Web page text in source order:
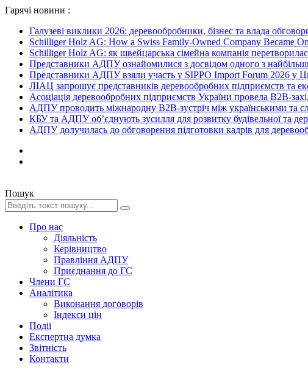
Гарячі новини :
Галузеві виклики 2026: деревообробники, бізнес та влада
Schilliger Holz AG: How a Swiss Family-Owned Company Became
Schilliger Holz AG: як швейцарська сімейна компанія
Представники АДПУ ознайомилися з досвідом одного з
Представники АДПУ взяли участь у SIPPO Import Forum 2026 у
ЛІАЦ запрошує представників деревообробних підприємств та
Асоціація деревообробних підприємств України провела B2B-
АДПУ проводить міжнародну B2B-зустріч між українськими та
КБУ та АДПУ об’єднують зусилля для розвитку будівельної та
АДПУ долучилась до обговорення підготовки кадрів для
Пошук
Про нас
Діяльність
Керівництво
Правління АДПУ
Приєднання до ГС
Члени ГС
Аналітика
Виконання договорів
Індекси цін
Події
Експертна думка
Звітність
Контакти